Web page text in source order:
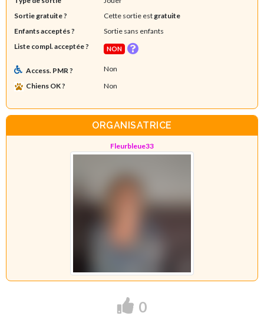
Sortie gratuite ?
Cette sortie est gratuite
Enfants acceptés ?
Sortie sans enfants
Liste compl. acceptée ?
NON
Access. PMR ?
Non
Chiens OK ?
Non
ORGANISATRICE
Fleurbleue33
0